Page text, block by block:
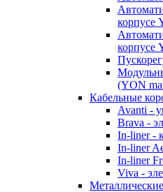
корпусе
корпусе
(YON
Кабельные
Avanti -
Brava -
In-liner -
In-liner
In-liner
Viva -